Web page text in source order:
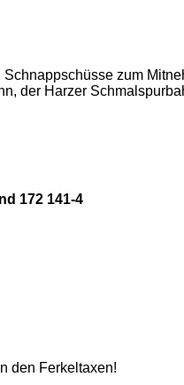
Schnappschüsse zum
der Harzer
172 141-4
den Ferkeltaxen!